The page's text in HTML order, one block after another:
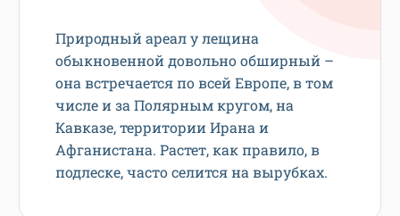
Природный ареал у лещина
обыкновенной довольно обширный –
она встречается по всей Европе, в том
числе и за Полярным кругом, на
Кавказе, территории Ирана и
Афганистана. Растет, как правило, в
подлеске, часто селится на вырубках.